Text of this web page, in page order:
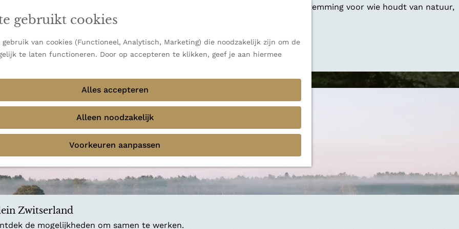
gebruikt cookies
van cookies (Functioneel, Analytisch, Marketing) die noodzakelijk zijn om de
te laten functioneren. Door op accepteren te klikken, geef je aan hiermee
Alles accepteren
Alleen noodzakelijk
Voorkeuren aanpassen
vooral bekend om zijn indrukwekkende Alpen, maar ook een veelzijdige bestemming voor wie houdt van natuur,
uitzichten.
de mogelijkheden om samen te werken.
bijjouw reisstijl
in de natuur? Onze Honeyguides geven je alle inspiratie.
Zwitserland